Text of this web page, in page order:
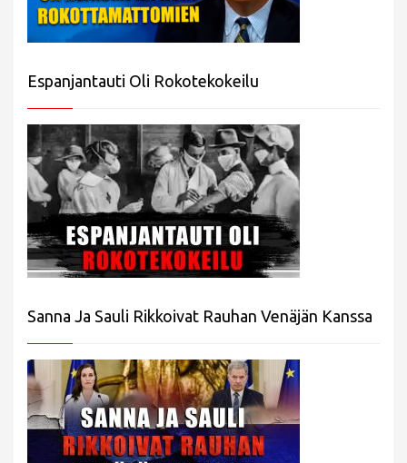
Espanjantauti Oli Rokotekokeilu
Sanna Ja Sauli Rikkoivat Rauhan Venäjän Kanssa